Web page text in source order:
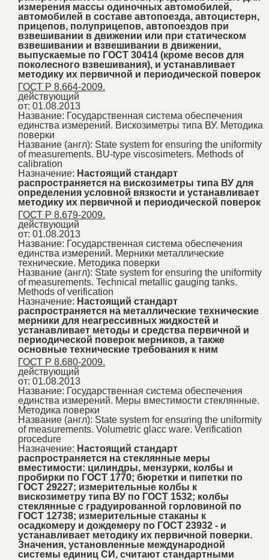
измерения массы одиночных автомобилей,
автомобилей в составе автопоезда, автоцистерн,
прицепов, полуприцепов, автопоездов при
взвешивании в движении или при статическом
взвешивании и взвешивании в движении,
выпускаемые по ГОСТ 30414 (кроме весов для
поколесного взвешивания), и устанавливает
методику их первичной и периодической поверок
ГОСТ Р 8.664-2009.
действующий
от: 01.08.2013
Название: Государственная система обеспечения
единства измерений. Вискозиметры типа ВУ. Методика
поверки
Название (англ): State system for ensuring the uniformity
of measurements. BU-type viscosimeters. Methods of
calibration
Назначение: Настоящий стандарт
распространяется на вискозиметры типа ВУ для
определения условной вязкости и устанавливает
методику их первичной и периодической поверок
ГОСТ Р 8.679-2009.
действующий
от: 01.08.2013
Название: Государственная система обеспечения
единства измерений. Мерники металлические
технические. Методика поверки
Название (англ): State system for ensuring the uniformity
of measurements. Technical metallic gauging tanks.
Methods of verification
Назначение: Настоящий стандарт
распространяется на металлические технические
мерники для неагрессивных жидкостей и
устанавливает методы и средства первичной и
периодической поверок мерников, а также
основные технические требования к ним
ГОСТ Р 8.680-2009.
действующий
от: 01.08.2013
Название: Государственная система обеспечения
единства измерений. Меры вместимости стеклянные.
Методика поверки
Название (англ): State system for ensuring the uniformity
of measurements. Volumetric glacc ware. Verification
procedure
Назначение: Настоящий стандарт
распространяется на стеклянные меры
вместимости: цилиндры, мензурки, колбы и
пробирки по ГОСТ 1770; бюретки и пипетки по
ГОСТ 29227; измерительные колбы к
вискозиметру типа ВУ по ГОСТ 1532; колбы
стеклянные с градуированной горловиной по
ГОСТ 12738; измерительные стаканы к
осадкомеру и дождемеру по ГОСТ 23932 - и
устанавливает методику их первичной поверки.
Значения, установленные международной
системы единиц СИ, считают стандартными